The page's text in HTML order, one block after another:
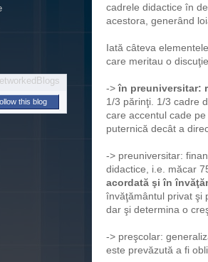
cadrele didactice în
acestora, generând
Iată câteva
care meritau o
->în preuniversitar:
1/3 părinţi. 1/3 cadre
care accentul cade
puternică decât a
-> preuniversitar:
didactice, i.e. măcar
acordată şi în
învăţământul privat şi
dar şi determina o
-> preşcolar:
este prevăzută a fi
this blog